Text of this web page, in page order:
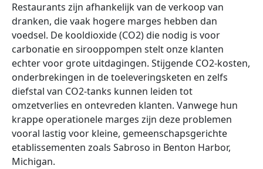
Restaurants zijn afhankelijk van de verkoop van
dranken, die vaak hogere marges hebben dan
voedsel. De kooldioxide (CO2) die nodig is voor
carbonatie en sirooppompen stelt onze klanten
echter voor grote uitdagingen. Stijgende CO2-kosten,
onderbrekingen in de toeleveringsketen en zelfs
diefstal van CO2-tanks kunnen leiden tot
omzetverlies en ontevreden klanten. Vanwege hun
krappe operationele marges zijn deze problemen
vooral lastig voor kleine, gemeenschapsgerichte
etablissementen zoals Sabroso in Benton Harbor,
Michigan.